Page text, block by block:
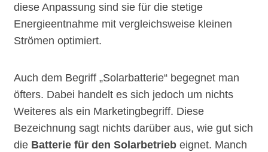
diese Anpassung sind sie für die stetige
Energieentnahme mit vergleichsweise kleinen
Strömen optimiert.
Auch dem Begriff „Solarbatterie“ begegnet man
öfters. Dabei handelt es sich jedoch um nichts
Weiteres als ein Marketingbegriff. Diese
Bezeichnung sagt nichts darüber aus, wie gut sich
die Batterie für den Solarbetrieb eignet. Manch